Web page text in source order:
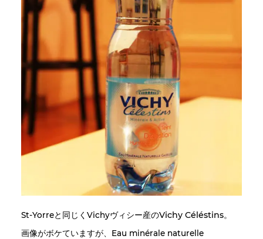
St-Yorreと同じくVichyヴィシー産のVichy Céléstins。
画像がボケていますが、Eau minérale naturelle